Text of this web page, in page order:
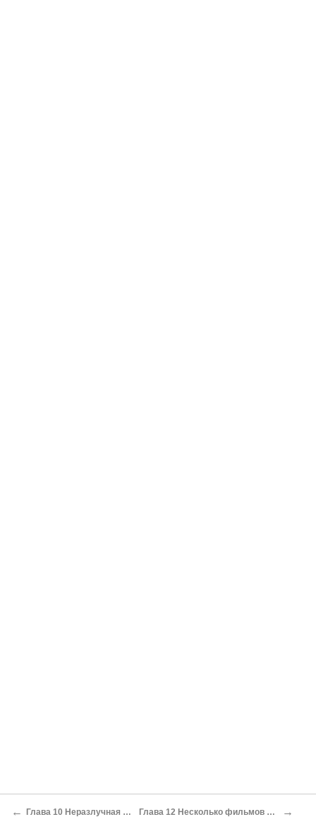
← Глава 10 Неразлучная «троица» Глава 12 Несколько фильмов вперемежку →